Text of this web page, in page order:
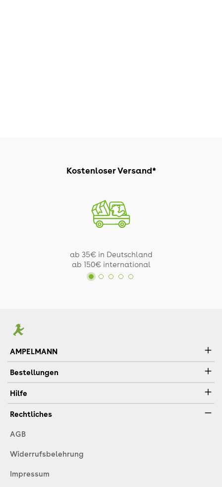
Kostenloser Versand*
ab 35€ in Deutschland
ab 150€ international
AMPELMANN
Bestellungen
Hilfe
Rechtliches
AGB
Widerrufsbelehrung
Impressum